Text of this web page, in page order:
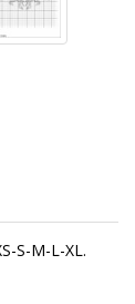
S-M-L-XL.